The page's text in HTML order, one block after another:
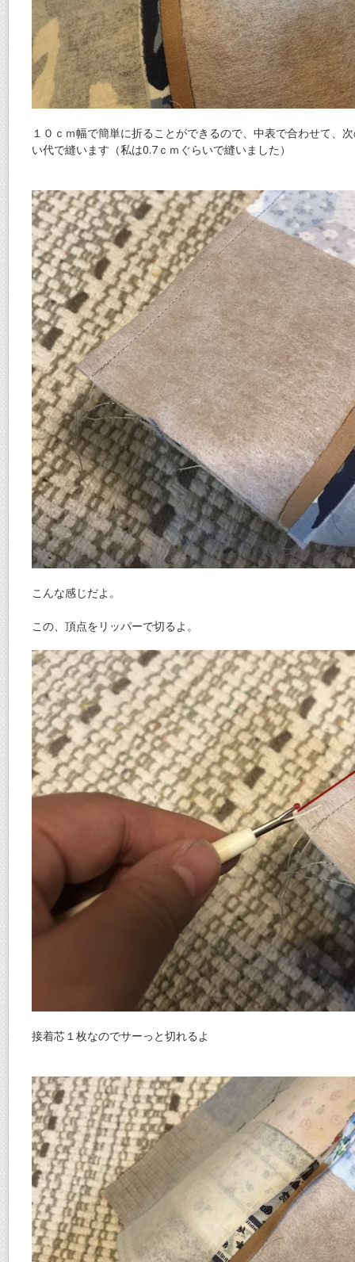
１０ｃｍ幅で簡単に折ることができるので、中表で合わせて、
い代で縫います（私は0.7ｃｍぐらいで縫いました）
こんな感じだよ。
この、頂点をリッパーで切るよ。
接着芯１枚なのでサーっと切れるよ